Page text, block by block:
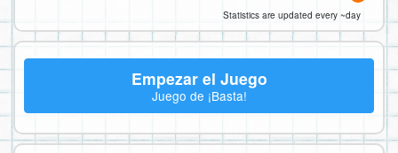
Statistics are updated every ~day
Empezar el Juego
Juego de ¡Basta!